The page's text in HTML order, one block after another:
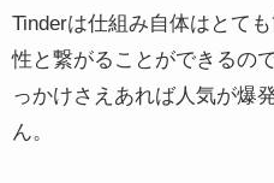
Tinderは仕組み自体はとて
性と繋がることができるの
っかけさえあれば人気が爆
ん。